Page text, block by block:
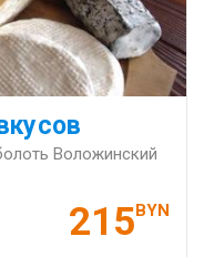
Воложинский
215BYN